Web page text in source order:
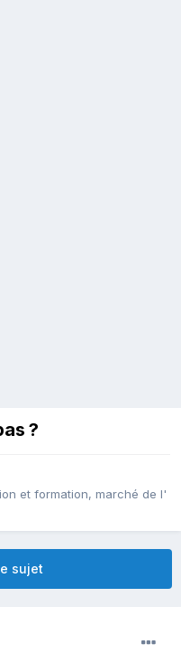
?
et formation, marché de l'
sujet